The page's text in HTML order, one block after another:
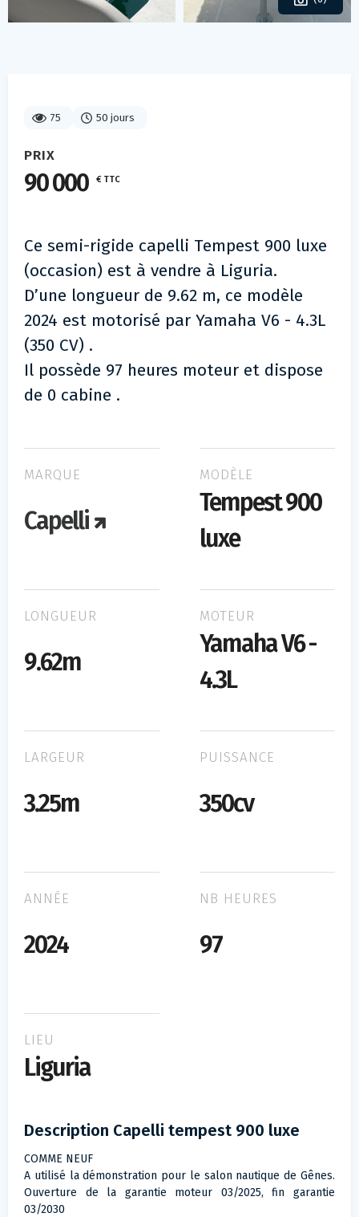
75 50 jours
PRIX
90 000 € TTC
Ce semi-rigide capelli Tempest 900 luxe
(occasion) est à vendre à Liguria.
D’une longueur de 9.62 m, ce modèle
2024 est motorisé par Yamaha V6 - 4.3L
(350 CV) .
Il possède 97 heures moteur et dispose
de 0 cabine .
MARQUE
Capelli
MODÈLE
Tempest 900
luxe
LONGUEUR
9.62m
MOTEUR
Yamaha V6 -
4.3L
LARGEUR
3.25m
PUISSANCE
350cv
ANNÉE
2024
NB HEURES
97
LIEU
Liguria
Description Capelli tempest 900 luxe
COMME NEUF
A utilisé la démonstration pour le salon nautique de Gênes.
Ouverture de la garantie moteur 03/2025, fin garantie
03/2030